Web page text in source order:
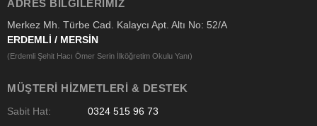
ADRES BILGILERIMIZ
Merkez Mh. Türbe Cad. Kalaycı Apt. Altı No: 52/A
ERDEMLİ / MERSİN
(Erdemli Şehit Hacı Ömer Serin İlköğretim Okulu Yanı)
MÜŞTERI HIZMETLERI & DESTEK
Sabit Hat:
0324 515 96 73